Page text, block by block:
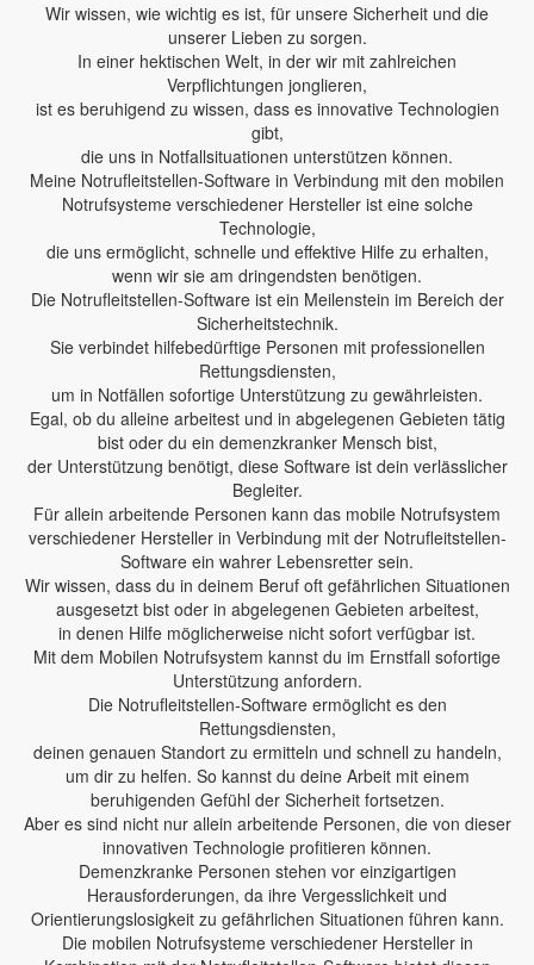
Wir wissen, wie wichtig es ist, für unsere Sicherheit und die
unserer Lieben zu sorgen.
In einer hektischen Welt, in der wir mit zahlreichen
Verpflichtungen jonglieren,
ist es beruhigend zu wissen, dass es innovative Technologien
gibt,
die uns in Notfallsituationen unterstützen können.
Meine Notrufleitstellen-Software in Verbindung mit den mobilen
Notrufsysteme verschiedener Hersteller ist eine solche
Technologie,
die uns ermöglicht, schnelle und effektive Hilfe zu erhalten,
wenn wir sie am dringendsten benötigen.
Die Notrufleitstellen-Software ist ein Meilenstein im Bereich der
Sicherheitstechnik.
Sie verbindet hilfebedürftige Personen mit professionellen
Rettungsdiensten,
um in Notfällen sofortige Unterstützung zu gewährleisten.
Egal, ob du alleine arbeitest und in abgelegenen Gebieten tätig
bist oder du ein demenzkranker Mensch bist,
der Unterstützung benötigt, diese Software ist dein verlässlicher
Begleiter.
Für allein arbeitende Personen kann das mobile Notrufsystem
verschiedener Hersteller in Verbindung mit der Notrufleitstellen-
Software ein wahrer Lebensretter sein.
Wir wissen, dass du in deinem Beruf oft gefährlichen Situationen
ausgesetzt bist oder in abgelegenen Gebieten arbeitest,
in denen Hilfe möglicherweise nicht sofort verfügbar ist.
Mit dem Mobilen Notrufsystem kannst du im Ernstfall sofortige
Unterstützung anfordern.
Die Notrufleitstellen-Software ermöglicht es den
Rettungsdiensten,
deinen genauen Standort zu ermitteln und schnell zu handeln,
um dir zu helfen. So kannst du deine Arbeit mit einem
beruhigenden Gefühl der Sicherheit fortsetzen.
Aber es sind nicht nur allein arbeitende Personen, die von dieser
innovativen Technologie profitieren können.
Demenzkranke Personen stehen vor einzigartigen
Herausforderungen, da ihre Vergesslichkeit und
Orientierungslosigkeit zu gefährlichen Situationen führen kann.
Die mobilen Notrufsysteme verschiedener Hersteller in